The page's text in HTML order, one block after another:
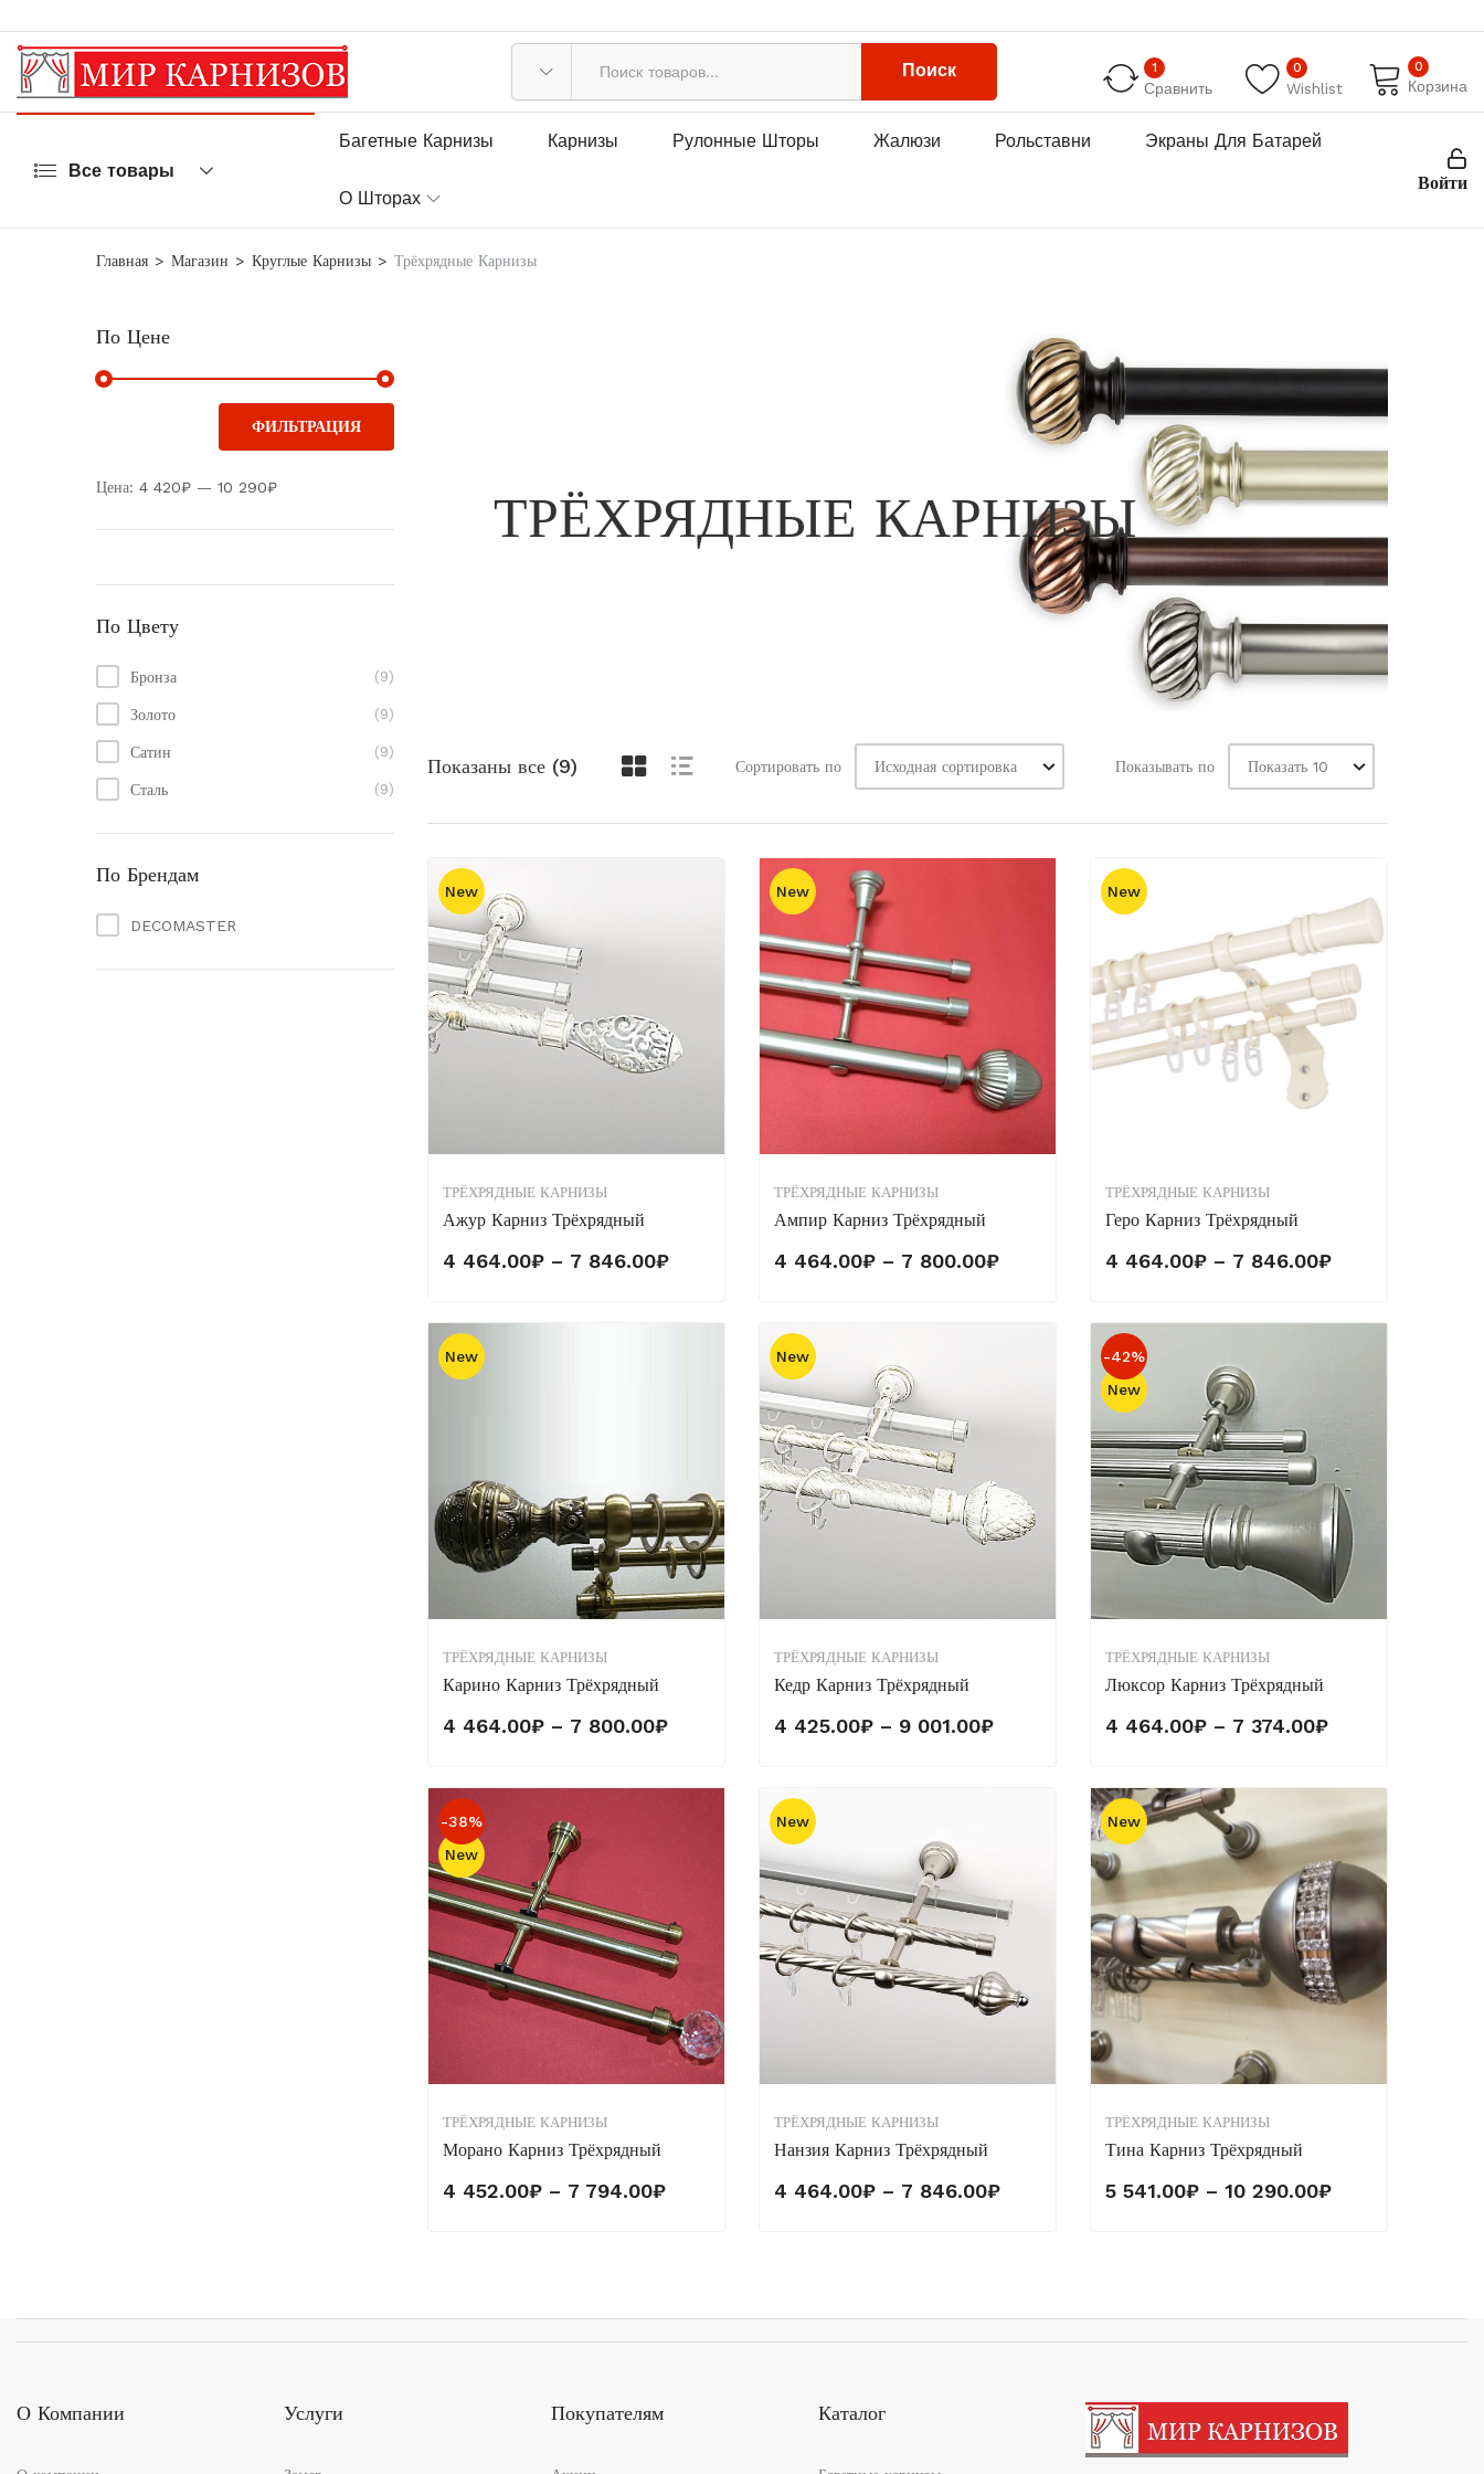
Поиск 1
Сравнить
0
Wishlist
0
Корзина
Все товары
Багетные Карнизы Карнизы Рулонные Шторы Жалюзи Рольставни Экраны Для Батарей
О Шторах
Войти
Главная Магазин Круглые Карнизы Трёхрядные Карнизы
ТРЁХРЯДНЫЕ КАРНИЗЫ
Показаны все (9) Сортировать по Показывать по
New
ТРЁХРЯДНЫЕ КАРНИЗЫ
Ажур Карниз Трёхрядный
4 464.00₽ – 7 846.00₽Диапазон
4
New
ТРЁХРЯДНЫЕ КАРНИЗЫ
Ампир Карниз Трёхрядный
4 464.00₽ – 7 800.00₽Диапазон
New
ТРЁХРЯДНЫЕ КАРНИЗЫ
Геро Карниз Трёхрядный
4 464.00₽ – 7 846.00₽Диапазон
4
New
ТРЁХРЯДНЫЕ КАРНИЗЫ
Карино Карниз Трёхрядный
4 464.00₽ – 7 800.00₽Диапазон
4
New
ТРЁХРЯДНЫЕ КАРНИЗЫ
Кедр Карниз Трёхрядный
4 425.00₽ – 9 001.00₽Диапазон
001.00₽
-42%
New
ТРЁХРЯДНЫЕ КАРНИЗЫ
Люксор Карниз Трёхрядный
4 464.00₽ – 7 374.00₽Диапазон
4
464.00₽
7
374.00₽
-38%
New
ТРЁХРЯДНЫЕ КАРНИЗЫ
Морано Карниз Трёхрядный
4 452.00₽ – 7 794.00₽Диапазон
–
7
New
ТРЁХРЯДНЫЕ КАРНИЗЫ
Нанзия Карниз Трёхрядный
4 464.00₽ – 7 846.00₽Диапазон
–
7
New
ТРЁХРЯДНЫЕ КАРНИЗЫ
Тина Карниз Трёхрядный
5 541.00₽ – 10 290.00₽Диапазон
–
10
По Цене
ФИЛЬТРАЦИЯ
Цена: 4 420₽ — 10 290₽
По Цвету
Бронза (9)
Золото (9)
Сатин (9)
Сталь (9)
По Брендам
DECOMASTER
О Компании Услуги Покупателям Каталог